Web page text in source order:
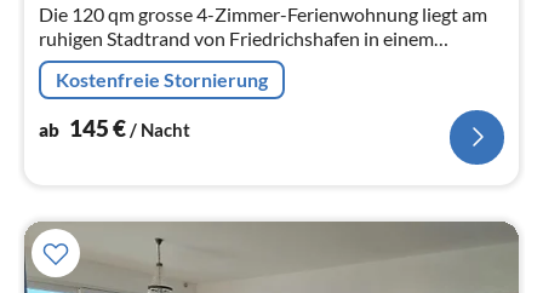
Die 120 qm grosse 4-Zimmer-Ferienwohnung liegt am
ruhigen Stadtrand von Friedrichshafen in einem
Mehrfamilienhaus im 3 Stock (ohne Aufzug).
Kostenfreie Stornierung
ab 145€ / Nacht